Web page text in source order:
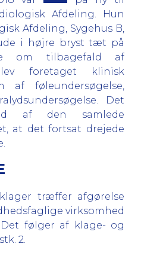
Afdeling. Hun
Afdeling, Sygehus B,
i højre bryst tæt på
om tilbagefald af
foretaget klinisk
af føleundersøgelse,
Det
af den samlede
at det fortsat drejede
træffer afgørelse
virksomhed
følger af klage- og
2.